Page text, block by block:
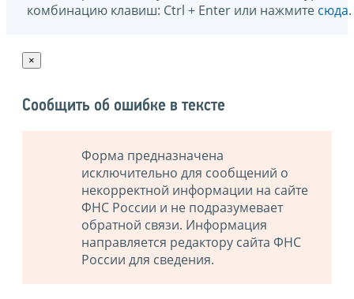
комбинацию клавиш: Ctrl + Enter или нажмите сюда.
×
Сообщить об ошибке в тексте
Форма предназначена
исключительно для сообщений о
некорректной информации на сайте
ФНС России и не подразумевает
обратной связи. Информация
направляется редактору сайта ФНС
России для сведения.